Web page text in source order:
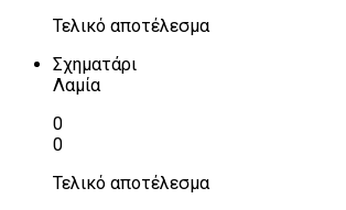
Τελικό αποτέλεσμα
Σχηματάρι
Λαμία
0
0
Τελικό αποτέλεσμα